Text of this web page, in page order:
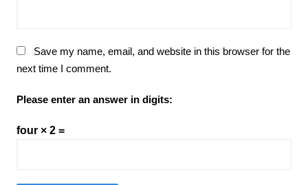
Save my name, email, and website in this browser for the
next time I comment.
Please enter an answer in digits:
four × 2 =